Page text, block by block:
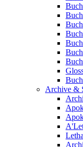
Archive &